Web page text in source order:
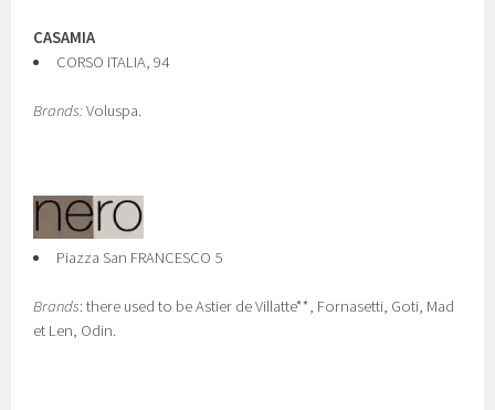
CASAMIA
CORSO ITALIA, 94
Brands:Voluspa.
Piazza San FRANCESCO 5
Brands: there used to be Astier de Villatte**, Fornasetti, Goti, Mad
et Len, Odin.